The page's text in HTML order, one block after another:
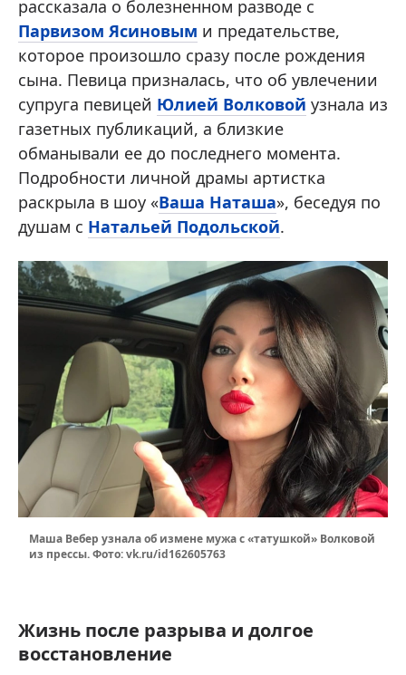
рассказала о болезненном разводе с
Парвизом Ясиновым и предательстве,
которое произошло сразу после рождения
сына. Певица призналась, что об увлечении
супруга певицей Юлией Волковой узнала из
газетных публикаций, а близкие
обманывали ее до последнего момента.
Подробности личной драмы артистка
раскрыла в шоу «Ваша Наташа», беседуя по
душам с Натальей Подольской.
Маша Вебер узнала об измене мужа с «татушкой» Волковой
из прессы. Фото: vk.ru/id162605763
Жизнь после разрыва и долгое
восстановление